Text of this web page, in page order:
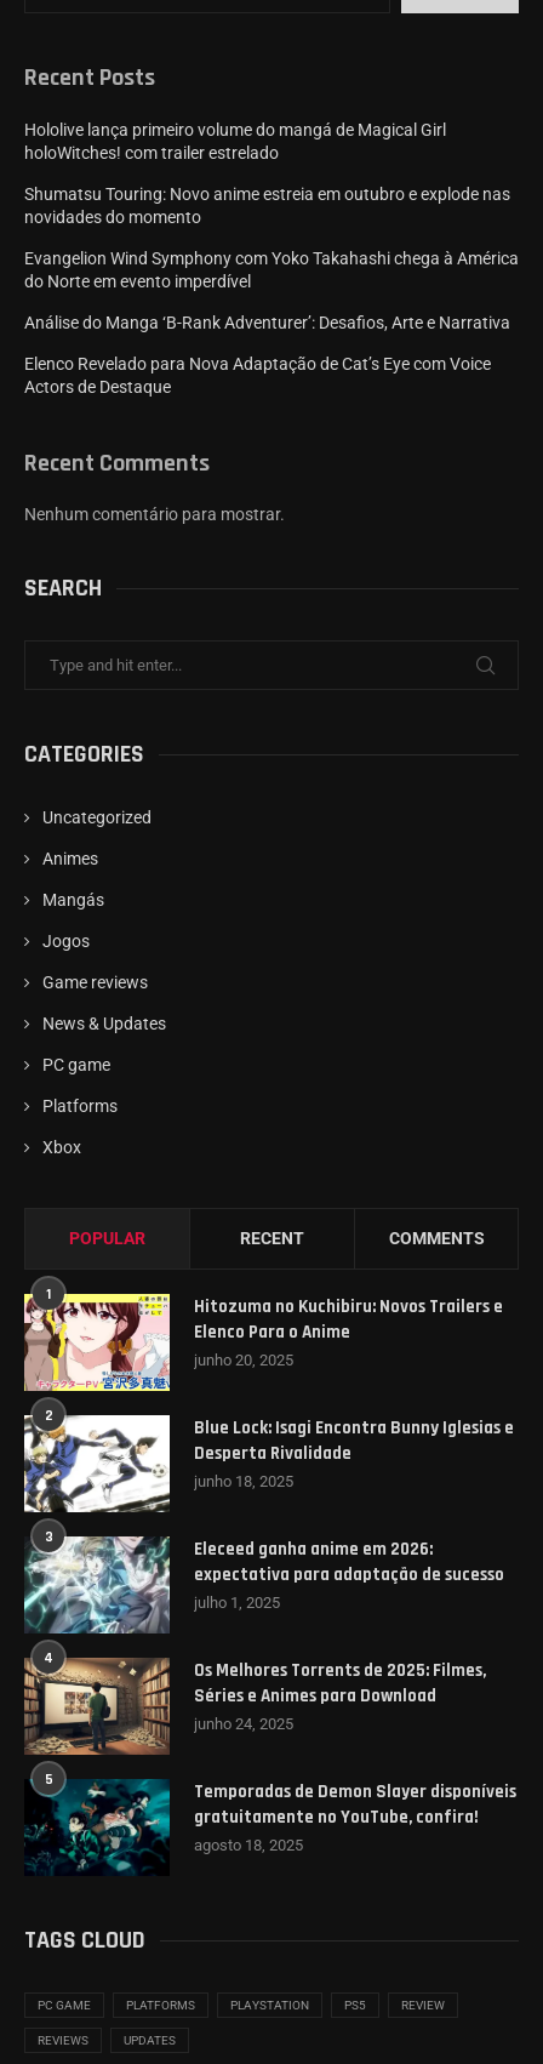
Recent Posts
Hololive lança primeiro volume do mangá de Magical Girl
holoWitches! com trailer estrelado
Shumatsu Touring: Novo anime estreia em outubro e explode nas
novidades do momento
Evangelion Wind Symphony com Yoko Takahashi chega à América
do Norte em evento imperdível
Análise do Manga ‘B-Rank Adventurer’: Desafios, Arte e Narrativa
Elenco Revelado para Nova Adaptação de Cat’s Eye com Voice
Actors de Destaque
Recent Comments
Nenhum comentário para mostrar.
SEARCH
CATEGORIES
Uncategorized
Animes
Mangás
Jogos
Game reviews
News & Updates
PC game
Platforms
Xbox
POPULAR RECENT COMMENTS
1
Hitozuma no Kuchibiru: Novos Trailers e
Elenco Para o Anime
junho 20, 2025
2
Blue Lock: Isagi Encontra Bunny Iglesias e
Desperta Rivalidade
junho 18, 2025
3
Eleceed ganha anime em 2026:
expectativa para adaptação de sucesso
julho 1, 2025
4
Os Melhores Torrents de 2025: Filmes,
Séries e Animes para Download
junho 24, 2025
5
Temporadas de Demon Slayer disponíveis
gratuitamente no YouTube, confira!
agosto 18, 2025
TAGS CLOUD
PC GAME PLATFORMS PLAYSTATION PS5 REVIEW
REVIEWS UPDATES